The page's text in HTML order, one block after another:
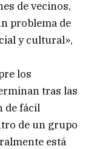
de vecinos,
problema de
y cultural»,
los
tras las
de fácil
de un grupo
está